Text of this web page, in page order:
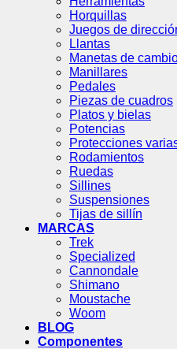
Horquillas
Juegos de
Llantas
Manetas de
Manillares
Pedales
Piezas de cuadros
Platos y bielas
Potencias
Protecciones
Rodamientos
Ruedas
Sillines
Suspensiones
Tijas de sillín
MARCAS
Trek
Specialized
Cannondale
Shimano
Moustache
Woom
BLOG
Componentes